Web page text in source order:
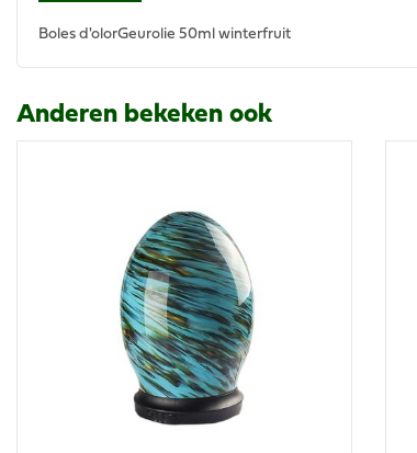
Boles d'olorGeurolie 50ml winterfruit
Anderen bekeken ook